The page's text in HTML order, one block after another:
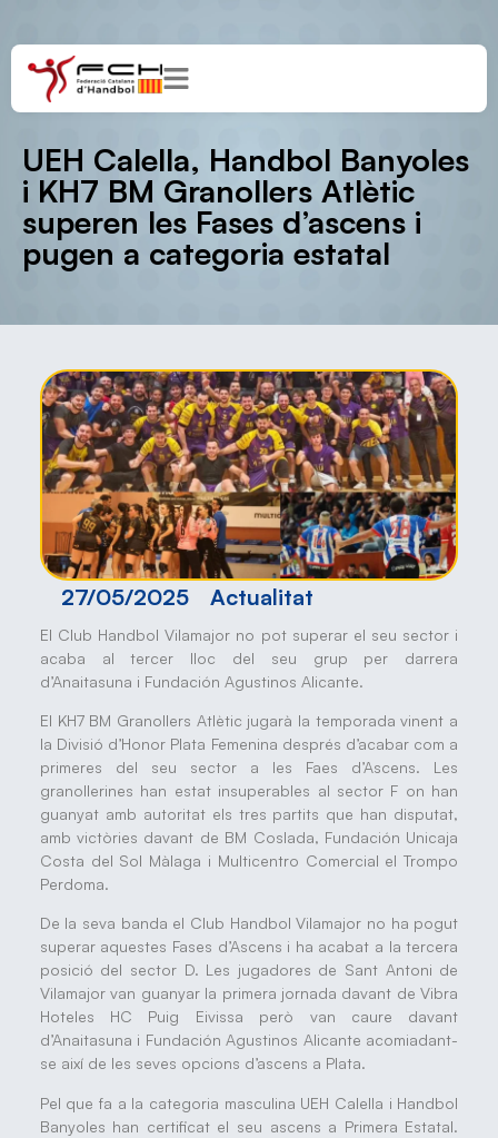
UEH Calella, Handbol Banyoles
i KH7 BM Granollers Atlètic
superen les Fases d’ascens i
pugen a categoria estatal
27/05/2025 Actualitat
El Club Handbol Vilamajor no pot superar el seu sector i
acaba al tercer lloc del seu grup per darrera
d’Anaitasuna i Fundación Agustinos Alicante.
El KH7 BM Granollers Atlètic jugarà la temporada vinent a
la Divisió d’Honor Plata Femenina després d’acabar com a
primeres del seu sector a les Faes d’Ascens. Les
granollerines han estat insuperables al sector F on han
guanyat amb autoritat els tres partits que han disputat,
amb victòries davant de BM Coslada, Fundación Unicaja
Costa del Sol Màlaga i Multicentro Comercial el Trompo
Perdoma.
De la seva banda el Club Handbol Vilamajor no ha pogut
superar aquestes Fases d’Ascens i ha acabat a la tercera
posició del sector D. Les jugadores de Sant Antoni de
Vilamajor van guanyar la primera jornada davant de Vibra
Hoteles HC Puig Eivissa però van caure davant
d’Anaitasuna i Fundación Agustinos Alicante acomiadant-
se així de les seves opcions d’ascens a Plata.
Pel que fa a la categoria masculina UEH Calella i Handbol
Banyoles han certificat el seu ascens a Primera Estatal.